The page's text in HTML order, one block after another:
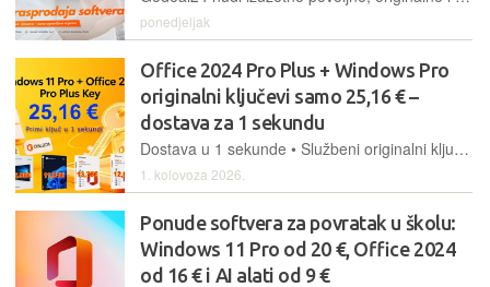
ponedjeljak
Office 2024 Pro Plus + Windows Pro
originalni ključevi samo 25,16 € –
dostava za 1 sekundu
Dostava u 1 sekunde • Službeni originalni ključ • Office 2024 12,01 €
1. kolovoza 2026.
Ponude softvera za povratak u školu:
Windows 11 Pro od 20 €, Office 2024
od 16 € i AI alati od 9 €